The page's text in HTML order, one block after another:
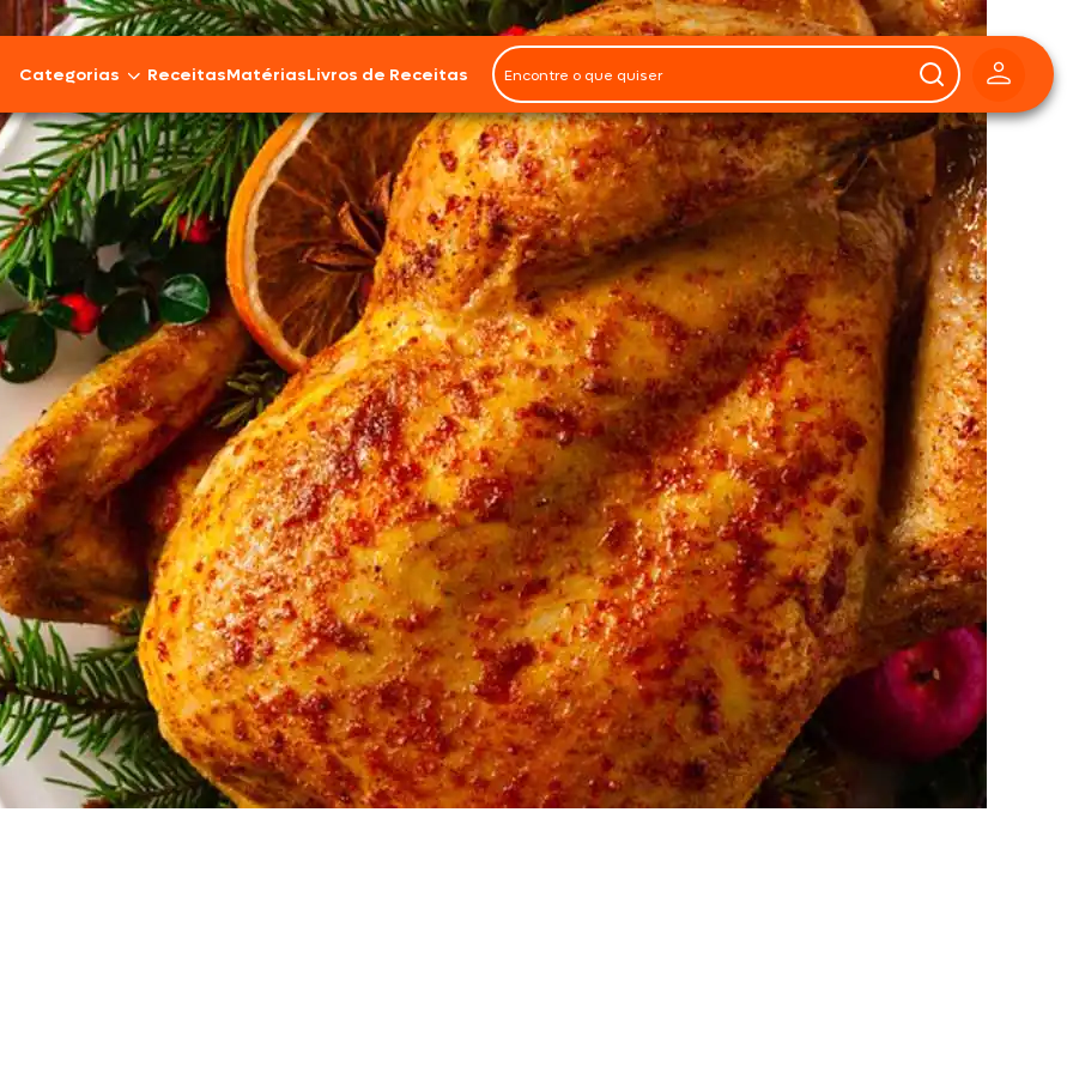
Categorias
Bovinos
Cordeiro
Carnes Suínas
Aves
Frios e Embutidos
Peixes e Frutos do Mar
100% Vegetal
Doces, Bolos e Sobremesas
Pães e Massas
Bebidas
Entrevistas
ReceitasMatériasLivros de Receitas